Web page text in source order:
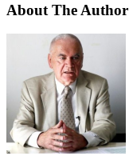
About The Author